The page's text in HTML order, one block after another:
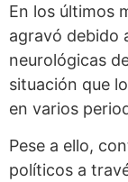
En los últimos
agravó debido
neurológicas
situación que
en varios
Pese a ello,
políticos a